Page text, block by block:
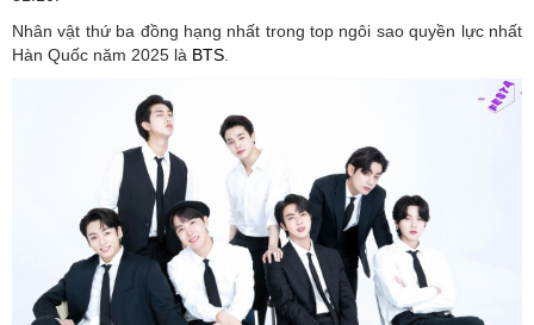
Nhân vật thứ ba đồng hạng nhất trong top ngôi sao quyền lực nhất
Hàn Quốc năm 2025 là BTS